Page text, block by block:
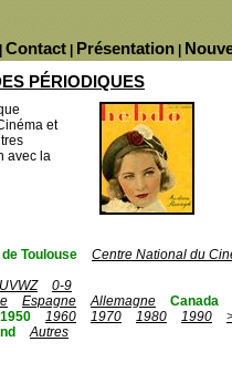
Présentation
Contact
PÉRIODIQUES
et
avec la
Toulouse
Centre National du
0-9
Espagne Allemagne Canada
1950 1960 1970 1980 1990
Autres